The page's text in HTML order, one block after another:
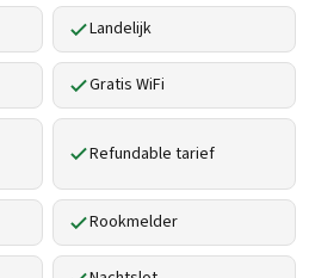
Landelijk
Gratis WiFi
Refundable tarief
Rookmelder